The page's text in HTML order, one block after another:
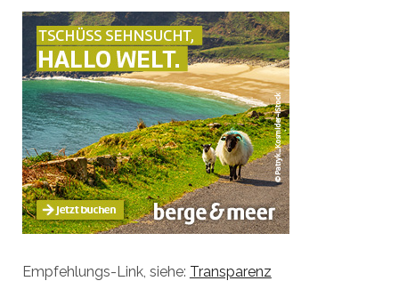
Empfehlungs-Link, siehe: Transparenz